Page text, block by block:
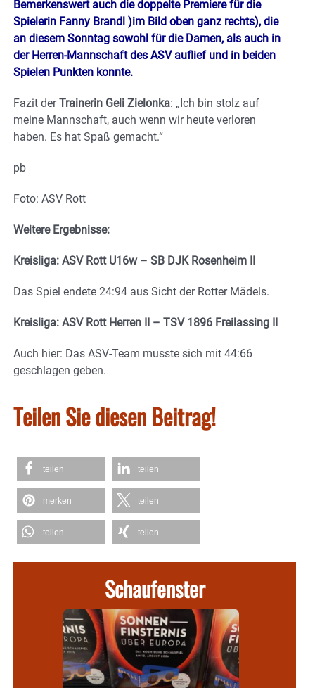
Bemerkenswert auch die doppelte Premiere für die
Spielerin Fanny Brandl )im Bild oben ganz rechts), die
an diesem Sonntag sowohl für die Damen, als auch in
der Herren-Mannschaft des ASV auflief und in beiden
Spielen Punkten konnte.
Fazit derTrainerin Geli Zielonka: „Ich bin stolz auf
meine Mannschaft, auch wenn wir heute verloren
haben. Es hat Spaß gemacht.“
pb
Foto: ASV Rott
Weitere Ergebnisse:
Kreisliga: ASV Rott U16w – SB DJK Rosenheim II
Das Spiel endete 24:94 aus Sicht der Rotter Mädels.
Kreisliga: ASV Rott Herren II – TSV 1896 Freilassing II
Auch hier: Das ASV-Team musste sich mit 44:66
geschlagen geben.
Teilen Sie diesen Beitrag!
teilen teilen
merken teilen
teilen teilen
Schaufenster